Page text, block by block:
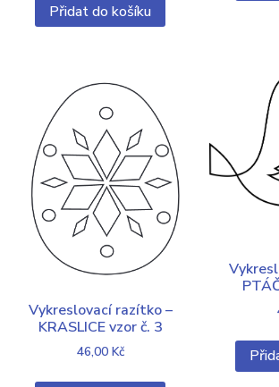
Přidat do košíku
Vykreslovací razítko –
KRASLICE vzor č. 3
46,00 Kč